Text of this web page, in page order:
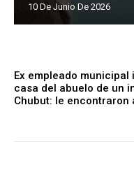
10 De Junio De 2026
Ex empleado municipal
casa del abuelo de un
Chubut: le encontraron